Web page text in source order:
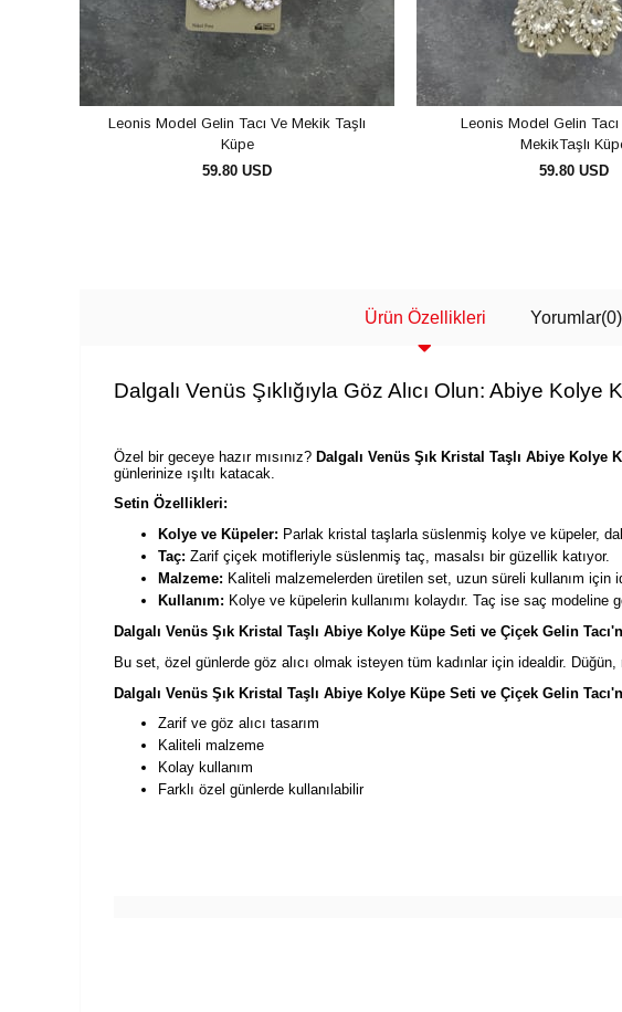
Leonis Model Gelin Tacı Ve Mekik Taşlı
Küpe
59.80 USD
Leonis Model Gelin
MekikTaşlı
59.80 USD
Ürün Özellikleri Yorumlar(0)
Dalgalı Venüs Şıklığıyla Göz Alıcı Olun: Abiye
Özel bir geceye hazır mısınız? Dalgalı Venüs Şık Kristal Taşlı Abiye Kolye
günlerinize ışıltı katacak.
Setin Özellikleri:
Kolye ve Küpeler: Parlak kristal taşlarla süslenmiş kolye ve küpeler,
Taç: Zarif çiçek motifleriyle süslenmiş taç, masalsı bir güzellik katıyor.
Malzeme: Kaliteli malzemelerden üretilen set, uzun süreli kullanım için
Kullanım: Kolye ve küpelerin kullanımı kolaydır. Taç ise saç modeline
Dalgalı Venüs Şık Kristal Taşlı Abiye Kolye Küpe Seti ve Çiçek Gelin
Bu set, özel günlerde göz alıcı olmak isteyen tüm kadınlar için idealdir.
Dalgalı Venüs Şık Kristal Taşlı Abiye Kolye Küpe Seti ve Çiçek Gelin
Zarif ve göz alıcı tasarım
Kaliteli malzeme
Kolay kullanım
Farklı özel günlerde kullanılabilir